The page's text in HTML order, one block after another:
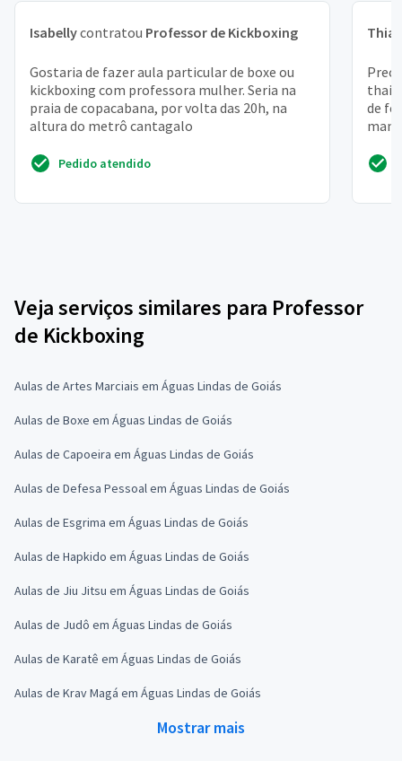
Isabellycontratou Professor de Kickboxing
Gostaria de fazer aula particular de boxe ou
kickboxing com professora mulher. Seria na
praia de copacabana, por volta das 20h, na
altura do metrô cantagalo
Pedido atendido
thai
de
Veja serviços similares para Professor
de Kickboxing
Aulas de Artes Marciais em Águas Lindas de Goiás
Aulas de Boxe em Águas Lindas de Goiás
Aulas de Capoeira em Águas Lindas de Goiás
Aulas de Defesa Pessoal em Águas Lindas de Goiás
Aulas de Esgrima em Águas Lindas de Goiás
Aulas de Hapkido em Águas Lindas de Goiás
Aulas de Jiu Jitsu em Águas Lindas de Goiás
Aulas de Judô em Águas Lindas de Goiás
Aulas de Karatê em Águas Lindas de Goiás
Aulas de Krav Magá em Águas Lindas de Goiás
Mostrar mais